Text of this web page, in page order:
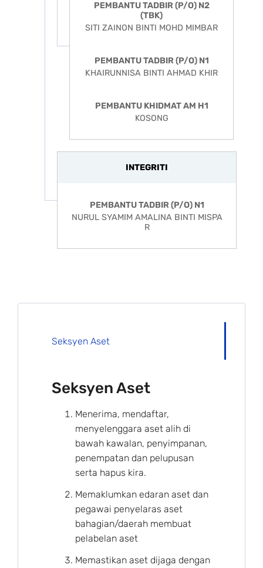
PEMBANTU TADBIR (P/O) N2
(TBK)
SITI ZAINON BINTI MOHD MIMBAR
PEMBANTU TADBIR (P/O) N1
KHAIRUNNISA BINTI AHMAD KHIR
PEMBANTU KHIDMAT AM H1
KOSONG
INTEGRITI
PEMBANTU TADBIR (P/O) N1
NURUL SYAMIM AMALINA BINTI MISPA
R
Seksyen Aset
Seksyen Aset
Menerima, mendaftar,
menyelenggara aset alih di
bawah kawalan, penyimpanan,
penempatan dan pelupusan
serta hapus kira.
Memaklumkan edaran aset dan
pegawai penyelaras aset
bahagian/daerah membuat
pelabelan aset
Memastikan aset dijaga dengan